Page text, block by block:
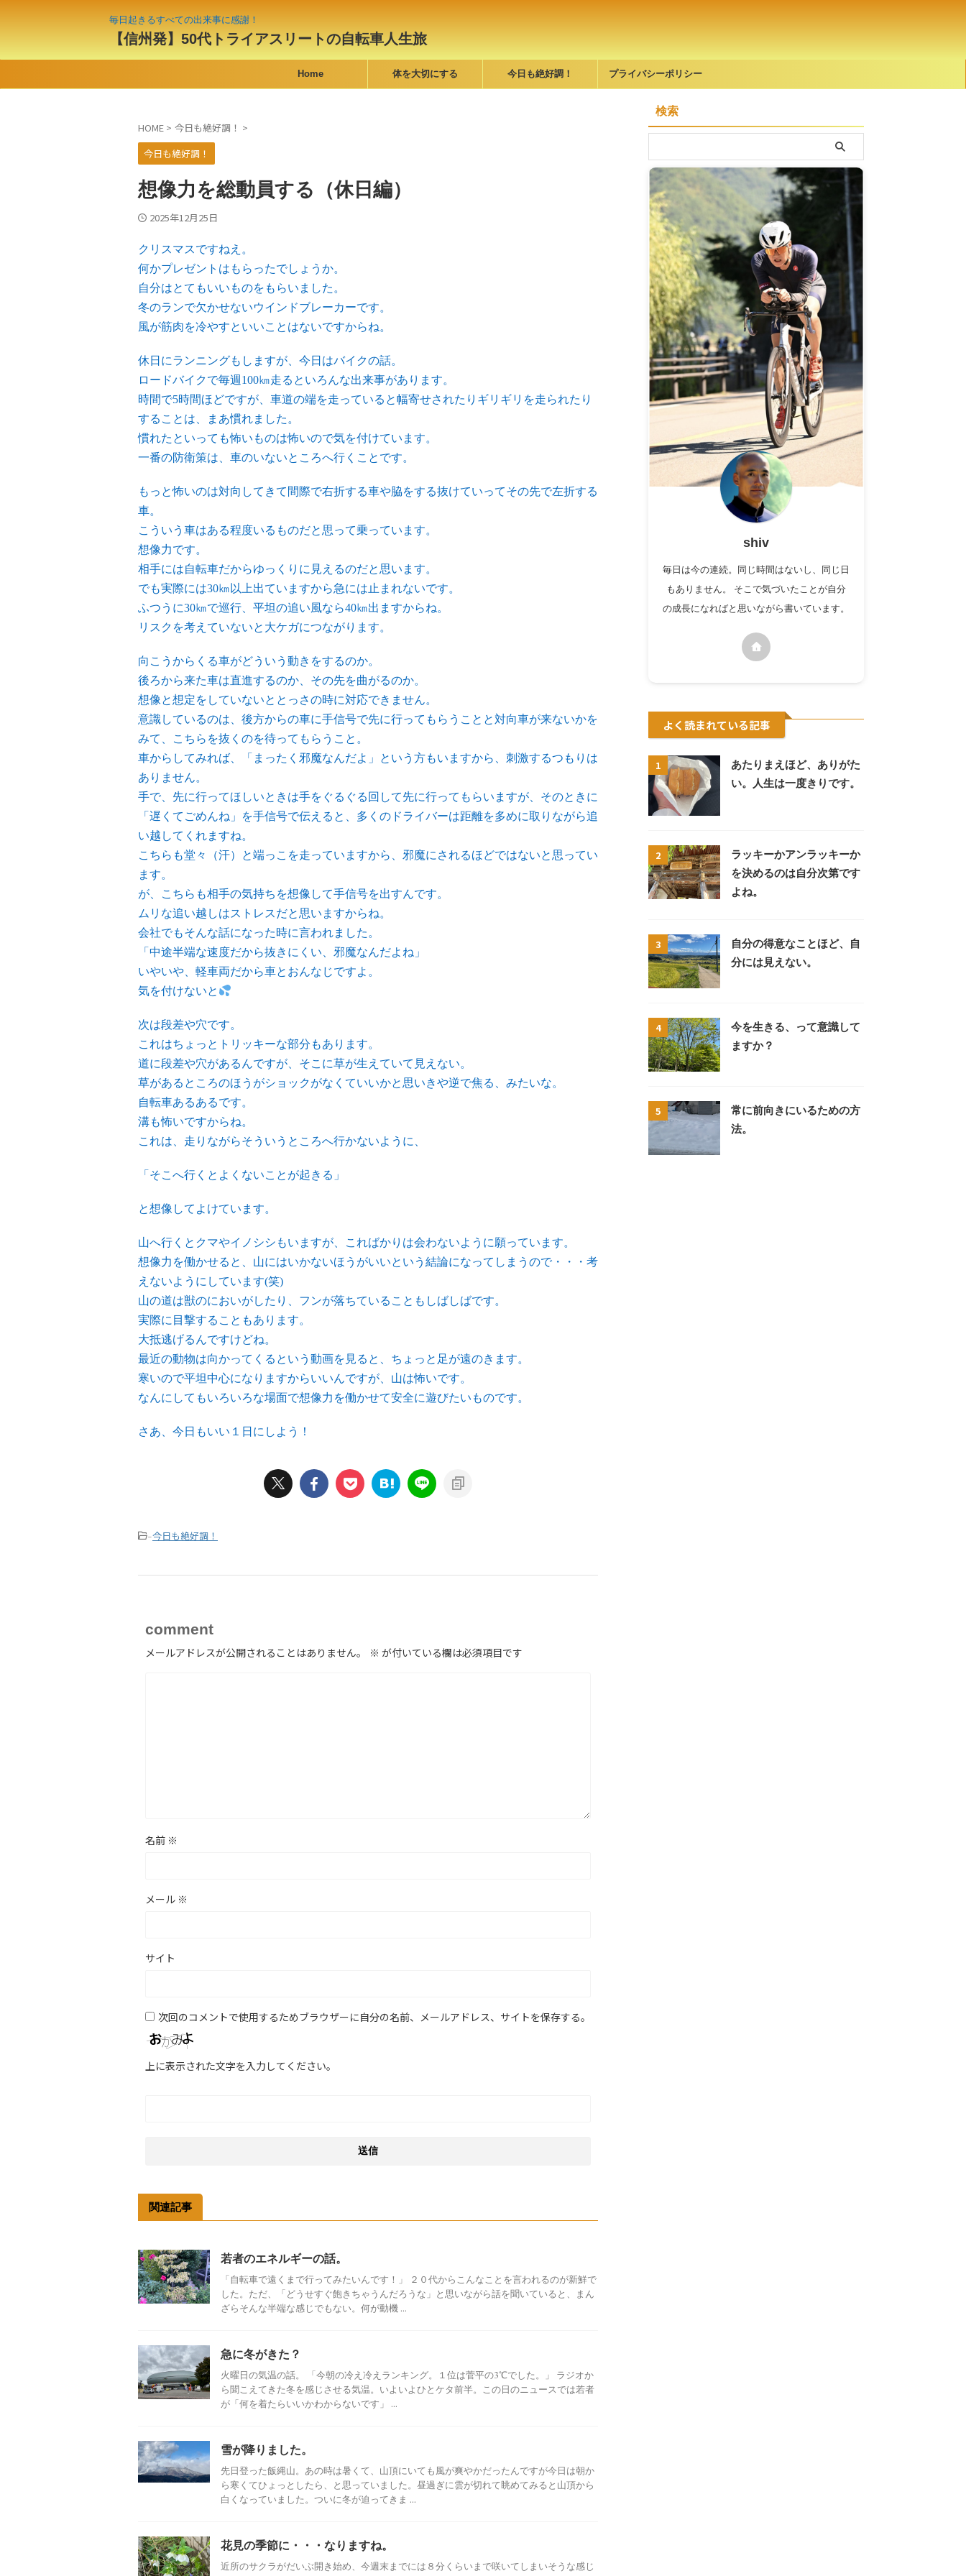
毎日起きるすべての出来事に感謝！
【信州発】50代トライアスリートの自転車人生旅
Home 体を大切にする 今日も絶好調！ プライバシーポリシー
HOME > 今日も絶好調！ >
今日も絶好調！
想像力を総動員する（休日編）
2025年12月25日
クリスマスですねえ。
何かプレゼントはもらったでしょうか。
自分はとてもいいものをもらいました。
冬のランで欠かせないウインドブレーカーです。
風が筋肉を冷やすといいことはないですからね。
休日にランニングもしますが、今日はバイクの話。
ロードバイクで毎週100㎞走るといろんな出来事があります。
時間で5時間ほどですが、車道の端を走っていると幅寄せされたりギリギリを走られたり
することは、まあ慣れました。
慣れたといっても怖いものは怖いので気を付けています。
一番の防衛策は、車のいないところへ行くことです。
もっと怖いのは対向してきて間際で右折する車や脇をする抜けていってその先で左折する
車。
こういう車はある程度いるものだと思って乗っています。
想像力です。
相手には自転車だからゆっくりに見えるのだと思います。
でも実際には30㎞以上出ていますから急には止まれないです。
ふつうに30㎞で巡行、平坦の追い風なら40㎞出ますからね。
リスクを考えていないと大ケガにつながります。
向こうからくる車がどういう動きをするのか。
後ろから来た車は直進するのか、その先を曲がるのか。
想像と想定をしていないととっさの時に対応できません。
意識しているのは、後方からの車に手信号で先に行ってもらうことと対向車が来ないかを
みて、こちらを抜くのを待ってもらうこと。
車からしてみれば、「まったく邪魔なんだよ」という方もいますから、刺激するつもりは
ありません。
手で、先に行ってほしいときは手をぐるぐる回して先に行ってもらいますが、そのときに
「遅くてごめんね」を手信号で伝えると、多くのドライバーは距離を多めに取りながら追
い越してくれますね。
こちらも堂々（汗）と端っこを走っていますから、邪魔にされるほどではないと思ってい
ます。
が、こちらも相手の気持ちを想像して手信号を出すんです。
ムリな追い越しはストレスだと思いますからね。
会社でもそんな話になった時に言われました。
「中途半端な速度だから抜きにくい、邪魔なんだよね」
いやいや、軽車両だから車とおんなじですよ。
気を付けないと
次は段差や穴です。
これはちょっとトリッキーな部分もあります。
道に段差や穴があるんですが、そこに草が生えていて見えない。
草があるところのほうがショックがなくていいかと思いきや逆で焦る、みたいな。
自転車あるあるです。
溝も怖いですからね。
これは、走りながらそういうところへ行かないように、
「そこへ行くとよくないことが起きる」
と想像してよけています。
山へ行くとクマやイノシシもいますが、こればかりは会わないように願っています。
想像力を働かせると、山にはいかないほうがいいという結論になってしまうので・・・考
えないようにしています(笑)
山の道は獣のにおいがしたり、フンが落ちていることもしばしばです。
実際に目撃することもあります。
大抵逃げるんですけどね。
最近の動物は向かってくるという動画を見ると、ちょっと足が遠のきます。
寒いので平坦中心になりますからいいんですが、山は怖いです。
なんにしてもいろいろな場面で想像力を働かせて安全に遊びたいものです。
さあ、今日もいい１日にしよう！
-今日も絶好調！
comment
メールアドレスが公開されることはありません。 ※ が付いている欄は必須項目です
名前 ※
メール ※
サイト
次回のコメントで使用するためブラウザーに自分の名前、メールアドレス、サイトを保存する。
上に表示された文字を入力してください。
関連記事
若者のエネルギーの話。
「自転車で遠くまで行ってみたいんです！」 ２０代からこんなことを言われるのが新鮮で
した。ただ、「どうせすぐ飽きちゃうんだろうな」と思いながら話を聞いていると、まん
ざらそんな半端な感じでもない。何が動機 ...
急に冬がきた？
火曜日の気温の話。 「今朝の冷え冷えランキング。１位は菅平の3℃でした。」 ラジオか
ら聞こえてきた冬を感じさせる気温。いよいよひとケタ前半。この日のニュースでは若者
が「何を着たらいいかわからないです」 ...
雪が降りました。
先日登った飯縄山。あの時は暑くて、山頂にいても風が爽やかだったんですが今日は朝か
ら寒くてひょっとしたら、と思っていました。昼過ぎに雲が切れて眺めてみると山頂から
白くなっていました。ついに冬が迫ってきま ...
花見の季節に・・・なりますね。
近所のサクラがだいぶ開き始め、今週末までには８分くらいまで咲いてしまいそうな感じ
検索
shiv
毎日は今の連続。同じ時間はないし、同じ日
もありません。 そこで気づいたことが自分
の成長になればと思いながら書いています。
よく読まれている記事
1
あたりまえほど、ありがた
い。人生は一度きりです。
2
ラッキーかアンラッキーか
を決めるのは自分次第です
よね。
3
自分の得意なことほど、自
分には見えない。
4
今を生きる、って意識して
ますか？
5
常に前向きにいるための方
法。